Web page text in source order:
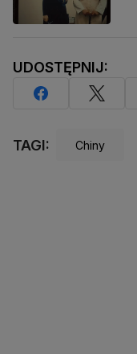
UDOSTĘPNIJ:
TAGI: Chiny